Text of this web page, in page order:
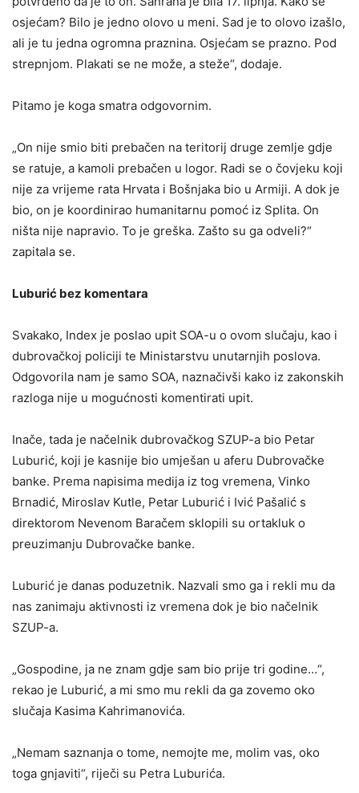
osjećam? Bilo je jedno olovo u meni. Sad je to olovo izašlo,
ali je tu jedna ogromna praznina. Osjećam se prazno. Pod
strepnjom. Plakati se ne može, a steže“, dodaje.
Pitamo je koga smatra odgovornim.
„On nije smio biti prebačen na teritorij druge zemlje gdje
se ratuje, a kamoli prebačen u logor. Radi se o čovjeku koji
nije za vrijeme rata Hrvata i Bošnjaka bio u Armiji. A dok je
bio, on je koordinirao humanitarnu pomoć iz Splita. On
ništa nije napravio. To je greška. Zašto su ga odveli?“
zapitala se.
Luburić bez komentara
Svakako, Index je poslao upit SOA-u o ovom slučaju, kao i
dubrovačkoj policiji te Ministarstvu unutarnjih poslova.
Odgovorila nam je samo SOA, naznačivši kako iz zakonskih
razloga nije u mogućnosti komentirati upit.
Inače, tada je načelnik dubrovačkog SZUP-a bio Petar
Luburić, koji je kasnije bio umješan u aferu Dubrovačke
banke. Prema napisima medija iz tog vremena, Vinko
Brnadić, Miroslav Kutle, Petar Luburić i Ivić Pašalić s
direktorom Nevenom Baračem sklopili su ortakluk o
preuzimanju Dubrovačke banke.
Luburić je danas poduzetnik. Nazvali smo ga i rekli mu da
nas zanimaju aktivnosti iz vremena dok je bio načelnik
SZUP-a.
„Gospodine, ja ne znam gdje sam bio prije tri godine…“,
rekao je Luburić, a mi smo mu rekli da ga zovemo oko
slučaja Kasima Kahrimanovića.
„Nemam saznanja o tome, nemojte me, molim vas, oko
toga gnjaviti“, riječi su Petra Luburića.